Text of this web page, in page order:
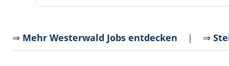
⇒ Mehr Westerwald Jobs entdecken | ⇒